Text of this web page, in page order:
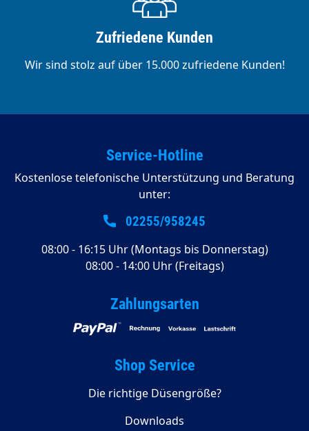
Zufriedene Kunden
Wir sind stolz auf über 15.000 zufriedene Kunden!
Service-Hotline
Kostenlose telefonische Unterstützung und Beratung
unter:
02255/958245
08:00 - 16:15 Uhr (Montags bis Donnerstag)
08:00 - 14:00 Uhr (Freitags)
Zahlungsarten
Shop Service
Die richtige Düsengröße?
Downloads